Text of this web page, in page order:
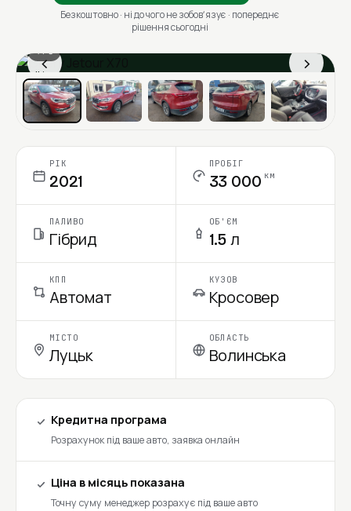
Безкоштовно · ні до чого не зобовʼязує · попереднє
рішення сьогодні
‹ ›
1 / 6
Ціна в місяць
РІК
2021
ПРОБІГ
33 000 км
ПАЛИВО
Гібрид
ОБ'ЄМ
1.5 л
КПП
Автомат
КУЗОВ
Кросовер
МІСТО
Луцьк
ОБЛАСТЬ
Волинська
Кредитна програма
Розрахунок під ваше авто, заявка онлайн
Ціна в місяць показана
Точну суму менеджер розрахує під ваше авто